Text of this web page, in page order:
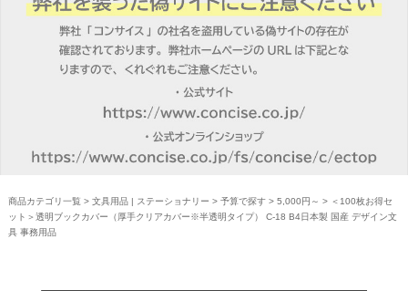
商品カテゴリ一覧 > 文具用品 | ステーショナリー > 予算で探す> 5,000円～ > ＜100枚お得セ
ット＞透明ブックカバー（厚手クリアカバー※半透明タイプ） C-18 B4日本製 国産 デザイン文
具 事務用品